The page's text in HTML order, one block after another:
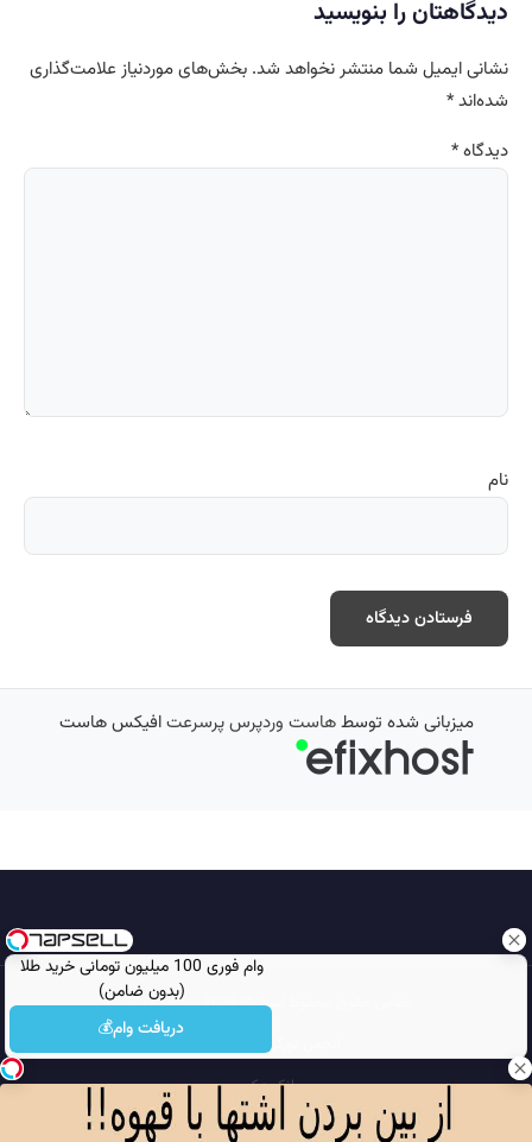
وام فوری 100 میلیون تومانی خرید طلا
(بدون ضامن)
دریافت وام💰
دیدگاهتان را بنویسید
نشانی ایمیل شما منتشر نخواهد شد. بخش‌های موردنیاز علامت‌گذاری
شده‌اند*
دیدگاه*
نام
میزبانی شده توسطهاست وردپرس پرسرعتافیکس هاست
تمامی حقوق محفوظ است © 2026
مجله نورگرام
انجمن نورگرام
بانک عکس
سایت هم معنی